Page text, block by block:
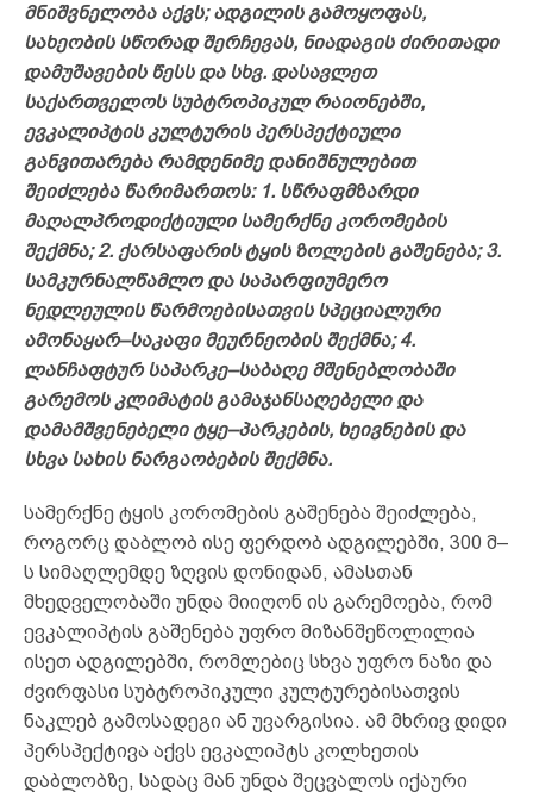
მნიშვნელობა აქვს; ადგილის გამოყოფას,
სახეობის სწორად შერჩევას, ნიადაგის ძირითადი
დამუშავების წესს და სხვ. დასავლეთ
საქართველოს სუბტროპიკულ რაიონებში,
ევკალიპტის კულტურის პერსპექტიული
განვითარება რამდენიმე დანიშნულებით
შეიძლება წარიმართოს: 1. სწრაფმზარდი
მაღალპროდიქტიული სამერქნე კორომების
შექმნა; 2. ქარსაფარის ტყის ზოლების გაშენება; 3.
სამკურნალწამლო და საპარფიუმერო
ნედლეულის წარმოებისათვის სპეციალური
ამონაყარ–საკაფი მეურნეობის შექმნა; 4.
ლანჩაფტურ საპარკე–საბაღე მშენებლობაში
გარემოს კლიმატის გამაჯანსაღებელი და
დამამშვენებელი ტყე–პარკების, ხეივნების და
სხვა სახის ნარგაობების შექმნა.
სამერქნე ტყის კორომების გაშენება შეიძლება,
როგორც დაბლობ ისე ფერდობ ადგილებში, 300 მ–
ს სიმაღლემდე ზღვის დონიდან, ამასთან
მხედველობაში უნდა მიიღონ ის გარემოება, რომ
ევკალიპტის გაშენება უფრო მიზანშეწოლილია
ისეთ ადგილებში, რომლებიც სხვა უფრო ნაზი და
ძვირფასი სუბტროპიკული კულტურებისათვის
ნაკლებ გამოსადეგი ან უვარგისია. ამ მხრივ დიდი
პერსპექტივა აქვს ევკალიპტს კოლხეთის
დაბლობზე, სადაც მან უნდა შეცვალოს იქაური